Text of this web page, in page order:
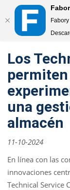
Los
permiten
una
almacén
11-10-2024
En línea con las
innovaciones
Technical Service